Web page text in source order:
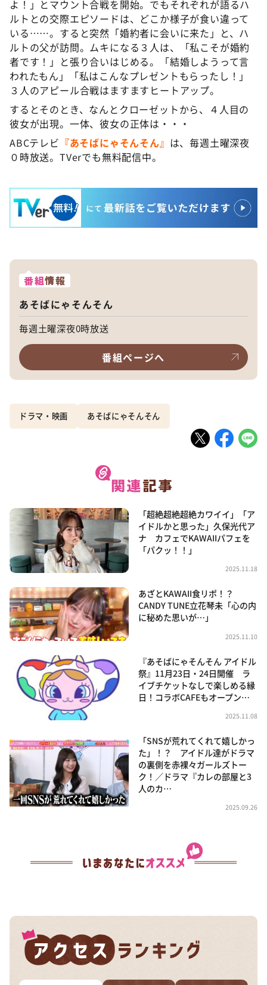
よ！」とマウント合戦を開始。でもそれぞれが語るハ
ルトとの交際エピソードは、どこか様子が食い違って
いる……。すると突然「婚約者に会いに来た」と、ハ
ルトの父が訪問。ムキになる３人は、「私こそが婚約
者です！」と張り合いはじめる。「結婚しようって言
われたもん」「私はこんなプレゼントもらったし！」
３人のアピール合戦はますますヒートアップ。
するとそのとき、なんとクローゼットから、４人目の
彼女が出現。一体、彼女の正体は・・・
ABCテレビ 『あそばにゃそんそん』 は、毎週土曜深夜
０時放送。TVerでも無料配信中。
番組情報
あそばにゃそんそん
毎週土曜深夜0時放送
番組ページへ
ドラマ・映画 あそばにゃそんそん
「超絶超絶超絶カワイイ」「ア
イドルかと思った」久保光代ア
ナ カフェでKAWAIIパフェを
「パクッ！！」
2025.11.18
あざとKAWAII食リポ！？
CANDY TUNE立花琴未「心の内
に秘めた思いが…」
2025.11.10
『あそばにゃそんそん アイドル
祭』11月23日・24日開催 ラ
イブチケットなしで楽しめる縁
日！コラボCAFEもオープン…
2025.11.08
「SNSが荒れてくれて嬉しかっ
た」！？ アイドル達がドラマ
の裏側を赤裸々ガールズトー
ク！／ドラマ『カレの部屋と3
人のカ…
2025.09.26